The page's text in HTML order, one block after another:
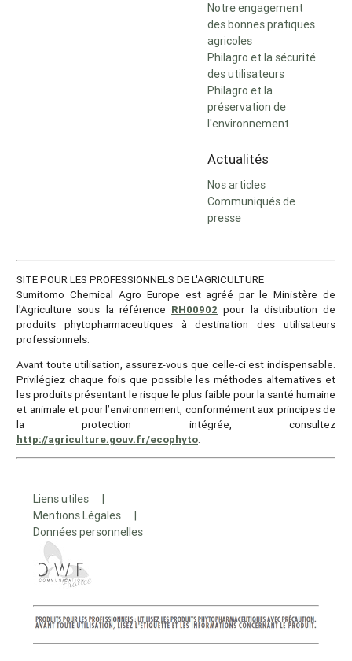
Notre engagement
des bonnes pratiques
agricoles
Philagro et la sécurité
des utilisateurs
Philagro et la
préservation de
l'environnement
Actualités
Nos articles
Communiqués de
presse
SITE POUR LES PROFESSIONNELS DE L'AGRICULTURE
Sumitomo Chemical Agro Europe est agréé par le Ministère de
l'Agriculture sous la référence RH00902 pour la distribution de
produits phytopharmaceutiques à destination des utilisateurs
professionnels.
Avant toute utilisation, assurez-vous que celle-ci est indispensable.
Privilégiez chaque fois que possible les méthodes alternatives et
les produits présentant le risque le plus faible pour la santé humaine
et animale et pour l’environnement, conformément aux principes de
la protection intégrée, consultez
http://agriculture.gouv.fr/ecophyto.
Liens utiles |
Mentions Légales |
Données personnelles